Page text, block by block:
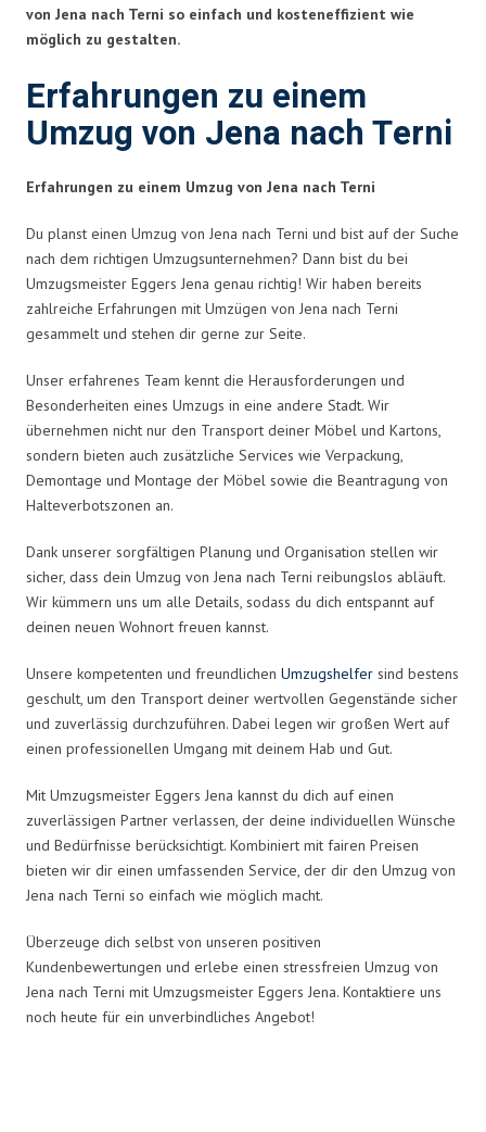
von Jena nach Terni so einfach und kosteneffizient wie
möglich zu gestalten.
Erfahrungen zu einem
Umzug von Jena nach Terni
Erfahrungen zu einem Umzug von Jena nach Terni
Du planst einen Umzug von Jena nach Terni und bist auf der Suche
nach dem richtigen Umzugsunternehmen? Dann bist du bei
Umzugsmeister Eggers Jena genau richtig! Wir haben bereits
zahlreiche Erfahrungen mit Umzügen von Jena nach Terni
gesammelt und stehen dir gerne zur Seite.
Unser erfahrenes Team kennt die Herausforderungen und
Besonderheiten eines Umzugs in eine andere Stadt. Wir
übernehmen nicht nur den Transport deiner Möbel und Kartons,
sondern bieten auch zusätzliche Services wie Verpackung,
Demontage und Montage der Möbel sowie die Beantragung von
Halteverbotszonen an.
Dank unserer sorgfältigen Planung und Organisation stellen wir
sicher, dass dein Umzug von Jena nach Terni reibungslos abläuft.
Wir kümmern uns um alle Details, sodass du dich entspannt auf
deinen neuen Wohnort freuen kannst.
Unsere kompetenten und freundlichen Umzugshelfer sind bestens
geschult, um den Transport deiner wertvollen Gegenstände sicher
und zuverlässig durchzuführen. Dabei legen wir großen Wert auf
einen professionellen Umgang mit deinem Hab und Gut.
Mit Umzugsmeister Eggers Jena kannst du dich auf einen
zuverlässigen Partner verlassen, der deine individuellen Wünsche
und Bedürfnisse berücksichtigt. Kombiniert mit fairen Preisen
bieten wir dir einen umfassenden Service, der dir den Umzug von
Jena nach Terni so einfach wie möglich macht.
Überzeuge dich selbst von unseren positiven
Kundenbewertungen und erlebe einen stressfreien Umzug von
Jena nach Terni mit Umzugsmeister Eggers Jena. Kontaktiere uns
noch heute für ein unverbindliches Angebot!